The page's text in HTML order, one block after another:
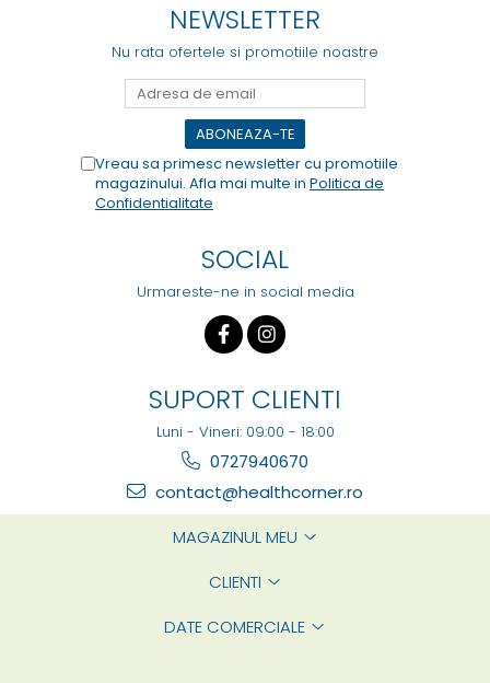
NEWSLETTER
Nu rata ofertele si promotiile noastre
Vreau sa primesc newsletter cu promotiile
magazinului. Afla mai multe in Politica de
Confidentialitate
SOCIAL
Urmareste-ne in social media
SUPORT CLIENTI
Luni - Vineri: 09:00 - 18:00
0727940670
contact@healthcorner.ro
MAGAZINUL MEU
CLIENTI
DATE COMERCIALE